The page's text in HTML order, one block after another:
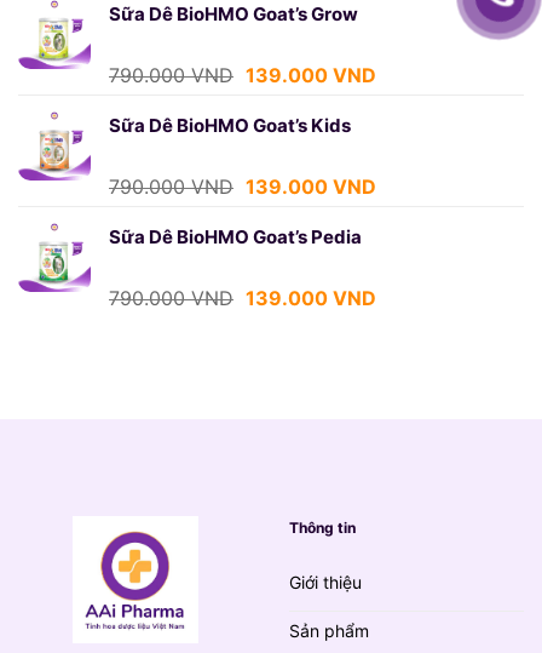
là:
Sữa Dê BioHMO Goat’s Grow
790.000VND Giá
là:
139.000 VNDGiá
Sữa Dê BioHMO Goat’s Kids
790.000VND Giá
là:
139.000 VNDGiá
Sữa Dê BioHMO Goat’s Pedia
790.000VND Giá
139.000 VNDGiá
Thông tin
Giới thiệu
Sản phẩm